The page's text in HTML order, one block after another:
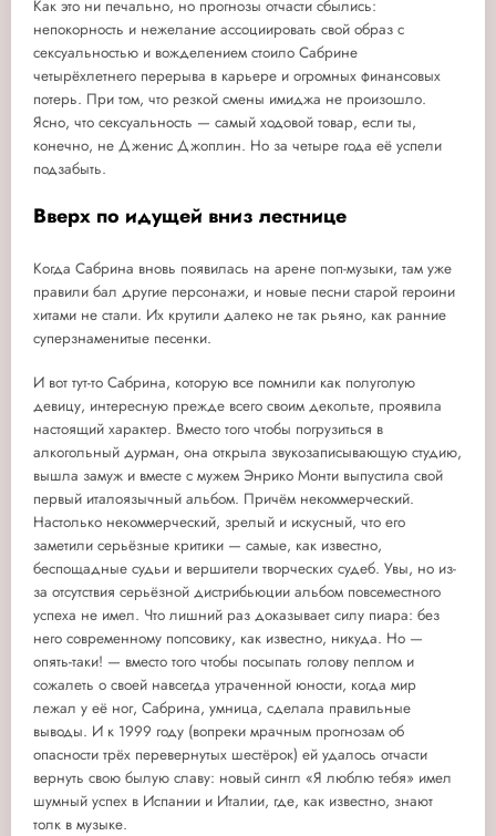
Как это ни печально, но прогнозы отчасти сбылись:
непокорность и нежелание ассоциировать свой образ с
сексуальностью и вожделением стоило Сабрине
четырёхлетнего перерыва в карьере и огромных финансовых
потерь. При том, что резкой смены имиджа не произошло.
Ясно, что сексуальность — самый ходовой товар, если ты,
конечно, не Дженис Джоплин. Но за четыре года её успели
подзабыть.
Вверх по идущей вниз лестнице
Когда Сабрина вновь появилась на арене поп-музыки, там уже
правили бал другие персонажи, и новые песни старой героини
хитами не стали. Их крутили далеко не так рьяно, как ранние
суперзнаменитые песенки.
И вот тут-то Сабрина, которую все помнили как полуголую
девицу, интересную прежде всего своим декольте, проявила
настоящий характер. Вместо того чтобы погрузиться в
алкогольный дурман, она открыла звукозаписывающую студию,
вышла замуж и вместе с мужем Энрико Монти выпустила свой
первый италоязычный альбом. Причём некоммерческий.
Настолько некоммерческий, зрелый и искусный, что его
заметили серьёзные критики — самые, как известно,
беспощадные судьи и вершители творческих судеб. Увы, но из-
за отсутствия серьёзной дистрибьюции альбом повсеместного
успеха не имел. Что лишний раз доказывает силу пиара: без
него современному попсовику, как известно, никуда. Но —
опять-таки! — вместо того чтобы посыпать голову пеплом и
сожалеть о своей навсегда утраченной юности, когда мир
лежал у её ног, Сабрина, умница, сделала правильные
выводы. И к 1999 году (вопреки мрачным прогнозам об
опасности трёх перевернутых шестёрок) ей удалось отчасти
вернуть свою былую славу: новый сингл «Я люблю тебя» имел
шумный успех в Испании и Италии, где, как известно, знают
толк в музыке.